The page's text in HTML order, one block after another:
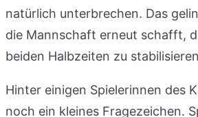
natürlich unterbrechen. Das
die Mannschaft erneut schafft,
beiden Halbzeiten zu
Hinter einigen Spielerinnen des
noch ein kleines Fragezeichen.